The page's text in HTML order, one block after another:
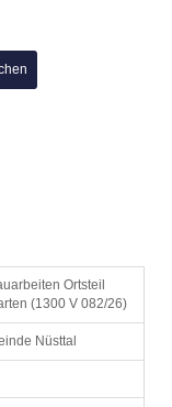
Ortsteil
(1300 V 082/26)
Nüsttal